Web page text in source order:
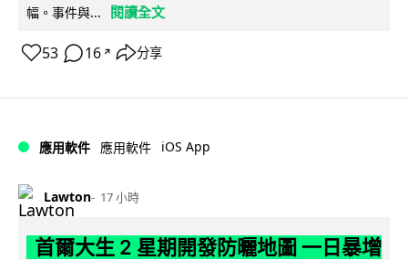
幅。事件與...
閱讀全文
53 16 ↗ 分享
應用軟件 應用軟件 iOS App
Lawton 17 小時
首爾大生 2 星期開發防曬地圖 一日暴增